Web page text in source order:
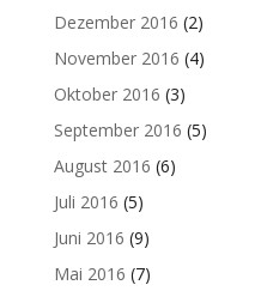
Dezember 2016 (2)
November 2016 (4)
Oktober 2016 (3)
September 2016 (5)
August 2016 (6)
Juli 2016 (5)
Juni 2016 (9)
Mai 2016 (7)